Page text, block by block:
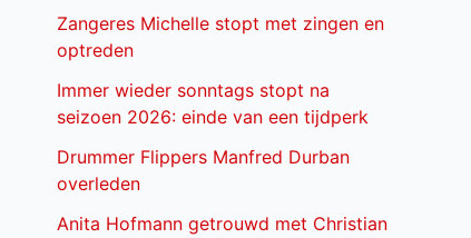
Zangeres Michelle stopt met zingen en
optreden
Immer wieder sonntags stopt na
seizoen 2026: einde van een tijdperk
Drummer Flippers Manfred Durban
overleden
Anita Hofmann getrouwd met Christian